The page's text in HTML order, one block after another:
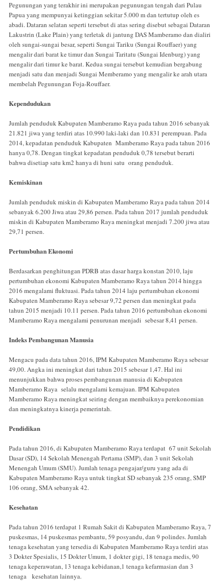
Pegunungan yang terakhir ini merupakan pegunungan tengah dari Pulau
Papua yang mempunyai ketinggian sekitar 5.000 m dan tertutup oleh es
abadi. Dataran selatan seperti tersebut di atas sering disebut sebagai Dataran
Lakustrin (Lake Plain) yang terletak di jantung DAS Mamberamo dan dialiri
oleh sungai-sungai besar, seperti Sungai Tariku (Sungai Rouffaer) yang
mengalir dari barat ke timur dan Sungai Taritatu (Sungai Idenburg) yang
mengalir dari timur ke barat. Kedua sungai tersebut kemudian bergabung
menjadi satu dan menjadi Sungai Memberamo yang mengalir ke arah utara
membelah Pegunungan Foja-Rouffaer.
Kependudukan
Jumlah penduduk Kabupaten Mamberamo Raya pada tahun 2016 sebanyak
21.821 jiwa yang terdiri atas 10.990 laki-laki dan 10.831 perempuan. Pada
2014, kepadatan penduduk Kabupaten Mamberamo Raya pada tahun 2016
hanya 0,78. Dengan tingkat kepadatan penduduk 0,78 tersebut berarti
bahwa disetiap satu km2 hanya di huni satu orang penduduk.
Kemiskinan
Jumlah penduduk miskin di Kabupaten Mamberamo Raya pada tahun 2014
sebanyak 6.200 Jiwa atau 29,86 persen. Pada tahun 2017 jumlah penduduk
miskin di Kabupaten Mamberamo Raya meningkat menjadi 7.200 jiwa atau
29,71 persen.
Pertumbuhan Ekonomi
Berdasarkan penghitungan PDRB atas dasar harga konstan 2010, laju
pertumbuhan ekonomi Kabupaten Mamberamo Raya tahun 2014 hingga
2016 mengalami fluktuasi. Pada tahun 2014 laju pertumbuhan ekonomi
Kabupaten Mamberamo Raya sebesar 9,72 persen dan meningkat pada
tahun 2015 menjadi 10.11 persen. Pada tahun 2016 pertumbuhan ekonomi
Mamberamo Raya mengalami penurunan menjadi sebesar 8,41 persen.
Indeks Pembangunan Manusia
Mengacu pada data tahun 2016, IPM Kabupaten Mamberamo Raya sebesar
49,00. Angka ini meningkat dari tahun 2015 sebesar 1,47. Hal ini
menunjukkan bahwa proses pembangunan manusia di Kabupaten
Mamberamo Raya selalu mengalami kemajuan. IPM Kabupaten
Mamberamo Raya meningkat seiring dengan membaiknya perekonomian
dan meningkatnya kinerja pemerintah.
Pendidikan
Pada tahun 2016, di Kabupaten Mamberamo Raya terdapat 67 unit Sekolah
Dasar (SD), 14 Sekolah Menengah Pertama (SMP), dan 3 unit Sekolah
Menengah Umum (SMU). Jumlah tenaga pengajar/guru yang ada di
Kabupaten Mamberamo Raya untuk tingkat SD sebanyak 235 orang, SMP
106 orang, SMA sebanyak 42.
Kesehatan
Pada tahun 2016 terdapat 1 Rumah Sakit di Kabupaten Mamberamo Raya, 7
puskesmas, 14 puskesmas pembantu, 59 posyandu, dan 9 polindes. Jumlah
tenaga kesehatan yang tersedia di Kabupaten Mamberamo Raya terdiri atas
3 Dokter Spesialis, 15 Dokter Umum, 1 dokter gigi, 18 tenaga medis, 90
tenaga keperawatan, 13 tenaga kebidanan,1 tenaga kefarmasian dan 3
tenaga kesehatan lainnya.